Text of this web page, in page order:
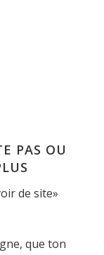
PAS OU
de site»
que ton